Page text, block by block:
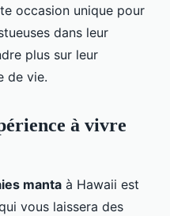
occasion unique pour
dans leur
plus sur leur
de vie.
à vivre
manta à Hawaii est
vous laissera des